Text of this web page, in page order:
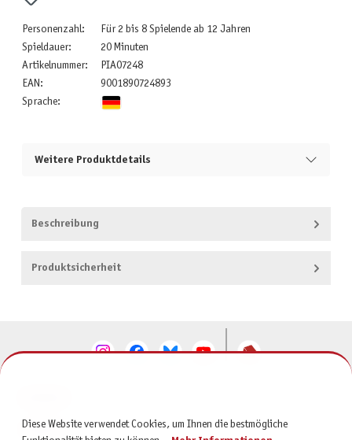
Personenzahl:
Für 2 bis 8 Spielende ab 12 Jahren
Spieldauer:
20 Minuten
Artikelnummer:
PIA07248
EAN:
9001890724893
Sprache:
Weitere Produktdetails
Beschreibung
Produktsicherheit
SERVICE
Diese Website verwendet Cookies, um Ihnen die bestmögliche